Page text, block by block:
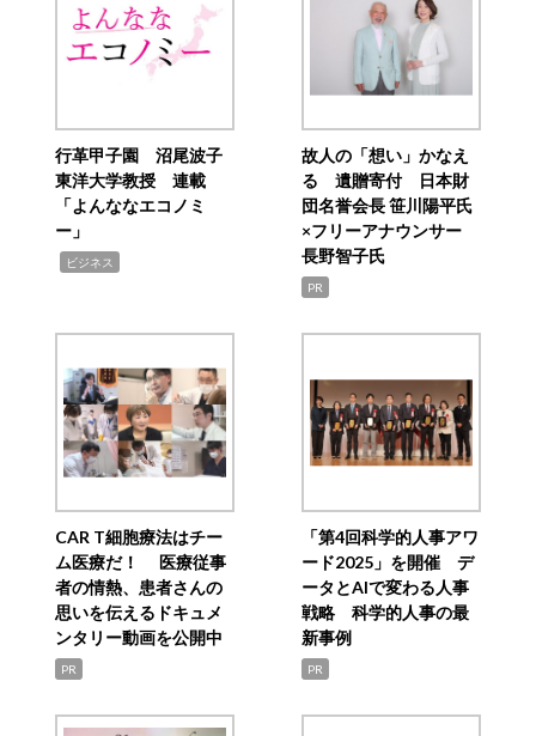
行革甲子園 沼尾波子
東洋大学教授 連載
「よんななエコノミ
ー」
ビジネス
故人の「想い」かなえ
る 遺贈寄付 日本財
団名誉会長 笹川陽平氏
×フリーアナウンサー
長野智子氏
PR
CAR T細胞療法はチー
ム医療だ！ 医療従事
者の情熱、患者さんの
思いを伝えるドキュメ
ンタリー動画を公開中
PR
「第4回科学的人事アワ
ード2025」を開催 デ
ータとAIで変わる人事
戦略 科学的人事の最
新事例
PR